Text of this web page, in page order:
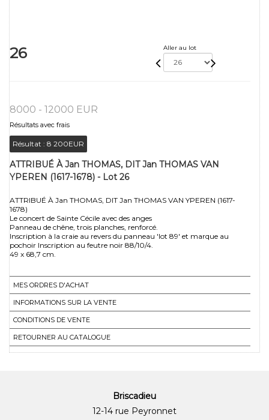
26 Aller au lot
8000 - 12000 EUR
Résultats avec frais
Résultat : 8 200EUR
ATTRIBUÉ À Jan THOMAS, DIT Jan THOMAS VAN
YPEREN (1617-1678) - Lot 26
ATTRIBUÉ À Jan THOMAS, DIT Jan THOMAS VAN YPEREN (1617-
1678)
Le concert de Sainte Cécile avec des anges
Panneau de chêne, trois planches, renforcé.
Inscription à la craie au revers du panneau 'lot 89' et marque au
pochoir Inscription au feutre noir 88/10/4.
MES ORDRES D'ACHAT
INFORMATIONS SUR LA VENTE
CONDITIONS DE VENTE
RETOURNER AU CATALOGUE
Briscadieu
12-14 rue Peyronnet